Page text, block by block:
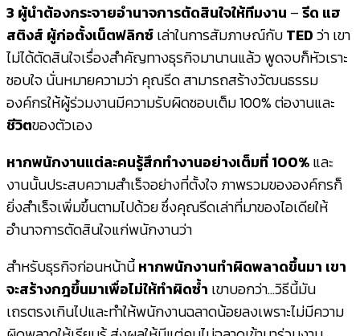
3 ผู้นำต้องกระจายอำนาจการตัดสินใจให้ทีมงาน –รีด แฮ
สติงส์ ผู้ก่อตั้งเน็ตฟลิกซ์เล่าในการสัมภาษณ์กับTEDว่า เขา
ไม่ได้ตัดสินใจเรื่องสำคัญทางธุรกิจมานานแล้ว พูดจบก็หัวเราะ
ชอบใจ นั่นหมายความว่า คุณรีด สามารถสร้างวัฒนธรรม
องค์กรให้ผู้ร่วมงานมีความรับผิดชอบเต็ม 100% ต่องานและ
ชีวิตของตัวเอง
หากพนักงานแต่ละคนรู้สึกทำงานอย่างเต็มที่ 100%และ
งานนั้นประสบความสำเร็จอย่างที่ตั้งใจ ภาพรวมขององค์กรก็
ยิ่งสำเร็จเพิ่มขึ้นตามไปด้วย ซึ่งคุณรีดเล่าที่มาของไอเดียให้
อำนาจการตัดสินใจแก่พนักงานว่า
สำหรับธุรกิจก่อนหน้านี้หากพนักงานทำผิดพลาดขึ้นมา เขา
จะสร้างกฎขึ้นมาเพื่อไม่ให้ทำผิดซ้ำ เขาบอกว่า…วิธีนี้มัน
เถรตรงเกินไปและทำให้พนักงานฉลาดน้อยลงเพราะไม่มีความ